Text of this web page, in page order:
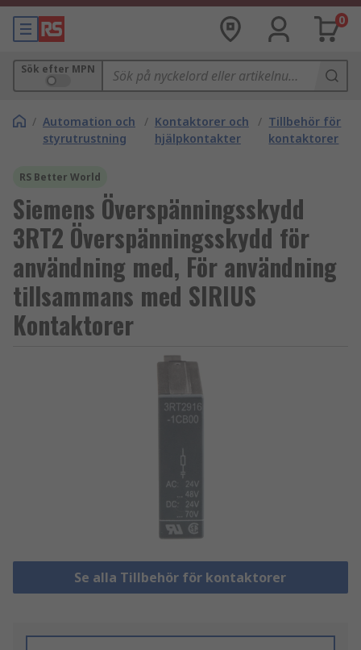
0
Sök efter MPN
/ Automation och
styrutrustning
/ Kontaktorer och
hjälpkontakter
/ Tillbehör för
kontaktorer
RS Better World
Siemens Överspänningsskydd
3RT2 Överspänningsskydd för
användning med, För användning
tillsammans med SIRIUS
Kontaktorer
Se alla Tillbehör för kontaktorer